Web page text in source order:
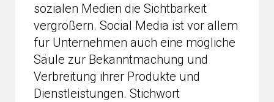
sozialen Medien die Sichtbarkeit
vergrößern. Social Media ist vor allem
für Unternehmen auch eine mögliche
Säule zur Bekanntmachung und
Verbreitung ihrer Produkte und
Dienstleistungen. Stichwort